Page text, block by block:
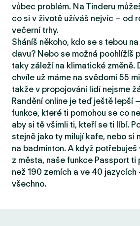
vůbec problém. Na Tinderu
co si v životě užíváš nejvíc – od
večerní trhy.
Sháníš někoho, kdo se s tebou
davu? Nebo se možná poohlížíš
taky záleží na klimatické změně.
chvíle už máme na svědomí 55
takže v propojování lidí nejsme
Randění online je teď ještě lepší
funkce, které ti pomohou se co
aby si tě všimli ti, kteří se ti líbí.
stejně jako ty milují kafe, nebo si
na badminton. A když potřebuješ
z města, naše funkce Passport ti
než 190 zemích a ve 40 jazycích
všechno.